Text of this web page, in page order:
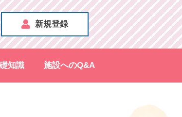
新規登録
知識 施設へのQ&A